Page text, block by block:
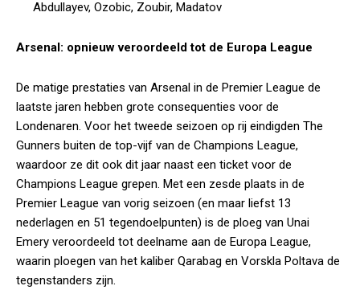
Abdullayev, Ozobic, Zoubir, Madatov
Arsenal: opnieuw veroordeeld tot de Europa League
De matige prestaties van Arsenal in de Premier League de
laatste jaren hebben grote consequenties voor de
Londenaren. Voor het tweede seizoen op rij eindigden The
Gunners buiten de top-vijf van de Champions League,
waardoor ze dit ook dit jaar naast een ticket voor de
Champions League grepen. Met een zesde plaats in de
Premier League van vorig seizoen (en maar liefst 13
nederlagen en 51 tegendoelpunten) is de ploeg van Unai
Emery veroordeeld tot deelname aan de Europa League,
waarin ploegen van het kaliber Qarabag en Vorskla Poltava de
tegenstanders zijn.